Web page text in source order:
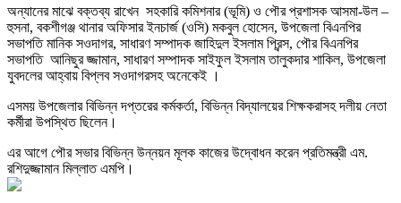
অন্যানের মাঝে বক্তব্য রাখেন সহকারি কমিশনার (ভূমি) ও পৌর প্রশাসক আসমা-উল –
হুসনা, বকশীগঞ্জ থানার অফিসার ইনচার্জ (ওসি) মকবুল হোসেন, উপজেলা বিএনপির
সভাপতি মানিক সওদাগর, সাধারণ সম্পাদক জাহিদুল ইসলাম প্রিন্স, পৌর বিএনপির
সভাপতি আনিছুর জ্জামান, সাধারণ সম্পাদক সাইফুল ইসলাম তালুকদার শাকিল, উপজেলা
যুবদলের আহ্বায় বিপ্লব সওদাগরসহ অনেকেই ।
এসময় উপজেলার বিভিন্ন দপ্তরের কর্মকর্তা, বিভিন্ন বিদ্যালয়ের শিক্ষকরাসহ দলীয় নেতা
কর্মীরা উপস্থিত ছিলেন।
এর আগে পৌর সভার বিভিন্ন উন্নয়ন মূলক কাজের উদ্বোধন করেন প্রতিমন্ত্রী এম.
রশিদুজ্জামান মিল্লাত এমপি।